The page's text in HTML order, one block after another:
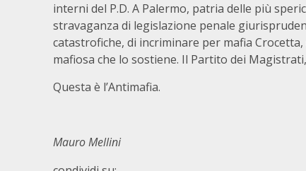
interni del P.D. A Palermo, patria delle più
stravaganza di legislazione penale
catastrofiche, di incriminare per mafia
mafiosa che lo sostiene. Il Partito dei
Questa è l’Antimafia.
Mauro Mellini